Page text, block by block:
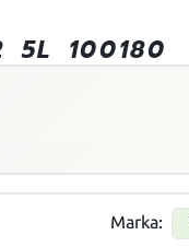
5L 100180
Marka: